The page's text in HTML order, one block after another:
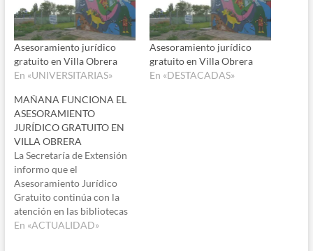
Asesoramiento jurídico
gratuito en Villa Obrera
En «UNIVERSITARIAS»
Asesoramiento jurídico
gratuito en Villa Obrera
En «DESTACADAS»
MAÑANA FUNCIONA EL
ASESORAMIENTO
JURÍDICO GRATUITO EN
VILLA OBRERA
La Secretaría de Extensión
informo que el
Asesoramiento Jurídico
Gratuito continúa con la
atención en las bibliotecas
populares. El servicio se va
En «ACTUALIDAD»